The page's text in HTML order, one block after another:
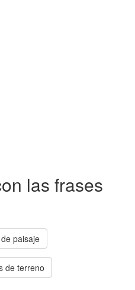
las frases
paisaje
de terreno